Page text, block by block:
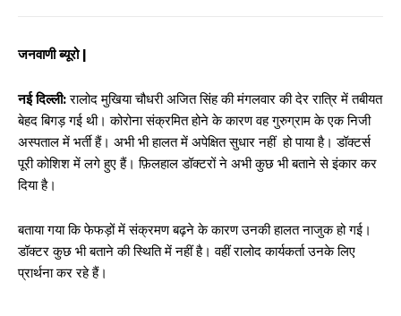
जनवाणी ब्यूरो |
नई दिल्ली:रालोद मुखिया चौधरी अजित सिंह की मंगलवार की देर रात्रि में तबीयत
बेहद बिगड़ गई थी। कोरोना संक्रमित होने के कारण वह गुरुग्राम के एक निजी
अस्पताल में भर्ती हैं। अभी भी हालत में अपेक्षित सुधार नहीं हो पाया है। डॉक्टर्स
पूरी कोशिश में लगे हुए हैं। फ़िलहाल डॉक्टरों ने अभी कुछ भी बताने से इंकार कर
दिया है।
बताया गया कि फेफड़ों में संक्रमण बढ़ने के कारण उनकी हालत नाजुक हो गई।
डॉक्टर कुछ भी बताने की स्थिति में नहीं है। वहीं रालोद कार्यकर्ता उनके लिए
प्रार्थना कर रहे हैं।